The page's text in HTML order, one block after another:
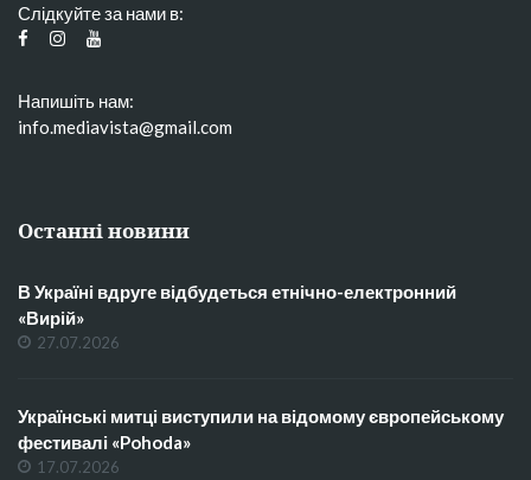
Слідкуйте за нами в:
Напишіть нам:
info.mediavista@gmail.com
Останні новини
В Україні вдруге відбудеться етнічно-електронний
«Вирій»
27.07.2026
Українські митці виступили на відомому європейському
фестивалі «Pohoda»
17.07.2026